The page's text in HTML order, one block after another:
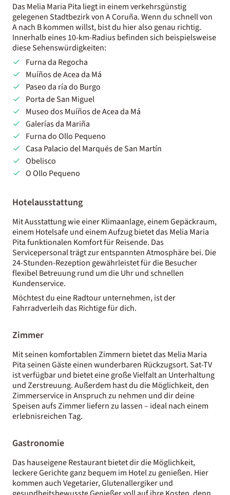
Das Melia Maria Pita liegt in einem verkehrsgünstig
gelegenen Stadtbezirk von A Coruña. Wenn du schnell von
A nach B kommen willst, bist du hier also genau richtig.
Innerhalb eines 10-km-Radius befinden sich beispielsweise
diese Sehenswürdigkeiten:
Furna da Regocha
Muíños de Acea da Má
Paseo da ría do Burgo
Porta de San Miguel
Museo dos Muíños de Acea da Má
Galerías da Mariña
Furna do Ollo Pequeno
Casa Palacio del Marqués de San Martín
Obelisco
O Ollo Pequeno
Hotelausstattung
Mit Ausstattung wie einer Klimaanlage, einem Gepäckraum,
einem Hotelsafe und einem Aufzug bietet das Melia Maria
Pita funktionalen Komfort für Reisende. Das
Servicepersonal trägt zur entspannten Atmosphäre bei. Die
24-Stunden-Rezeption gewährleistet für die Besucher
flexibel Betreuung rund um die Uhr und schnellen
Kundenservice.
Möchtest du eine Radtour unternehmen, ist der
Fahrradverleih das Richtige für dich.
Zimmer
Mit seinen komfortablen Zimmern bietet das Melia Maria
Pita seinen Gäste einen wunderbaren Rückzugsort. Sat-TV
ist verfügbar und bietet eine große Vielfalt an Unterhaltung
und Zerstreuung. Außerdem hast du die Möglichkeit, den
Zimmerservice in Anspruch zu nehmen und dir deine
Speisen aufs Zimmer liefern zu lassen – ideal nach einem
erlebnisreichen Tag.
Gastronomie
Das hauseigene Restaurant bietet dir die Möglichkeit,
leckere Gerichte ganz bequem im Hotel zu genießen. Hier
kommen auch Vegetarier, Glutenallergiker und